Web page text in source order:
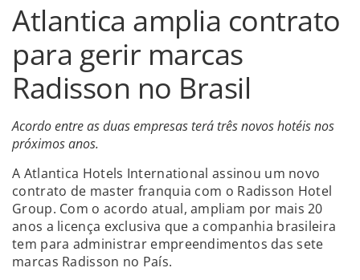
Atlantica amplia contrato
para gerir marcas
Radisson no Brasil
Acordo entre as duas empresas terá três novos hotéis nos
próximos anos.
A Atlantica Hotels International assinou um novo
contrato de master franquia com o Radisson Hotel
Group. Com o acordo atual, ampliam por mais 20
anos a licença exclusiva que a companhia brasileira
tem para administrar empreendimentos das sete
marcas Radisson no País.